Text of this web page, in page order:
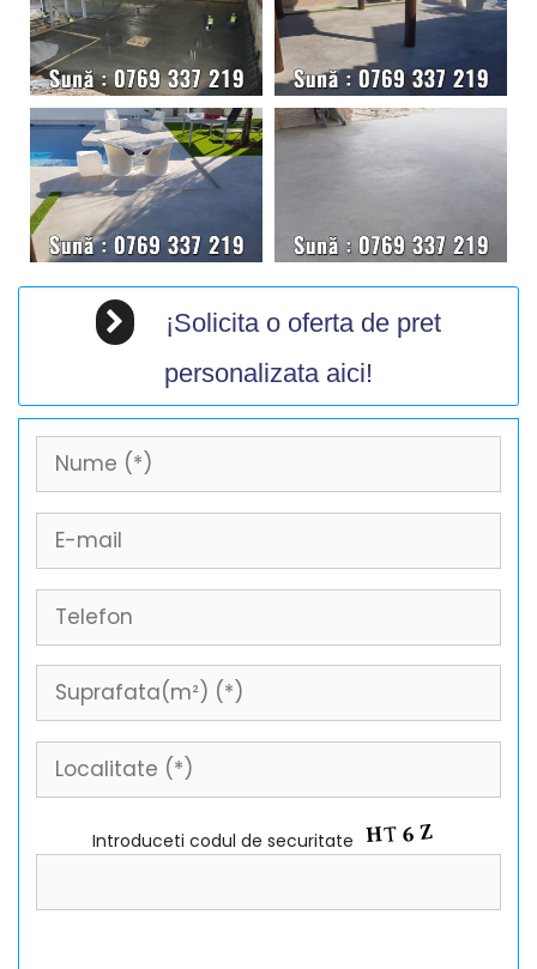
¡Solicita o oferta de pret
personalizata aici!
Introduceti codul de securitate